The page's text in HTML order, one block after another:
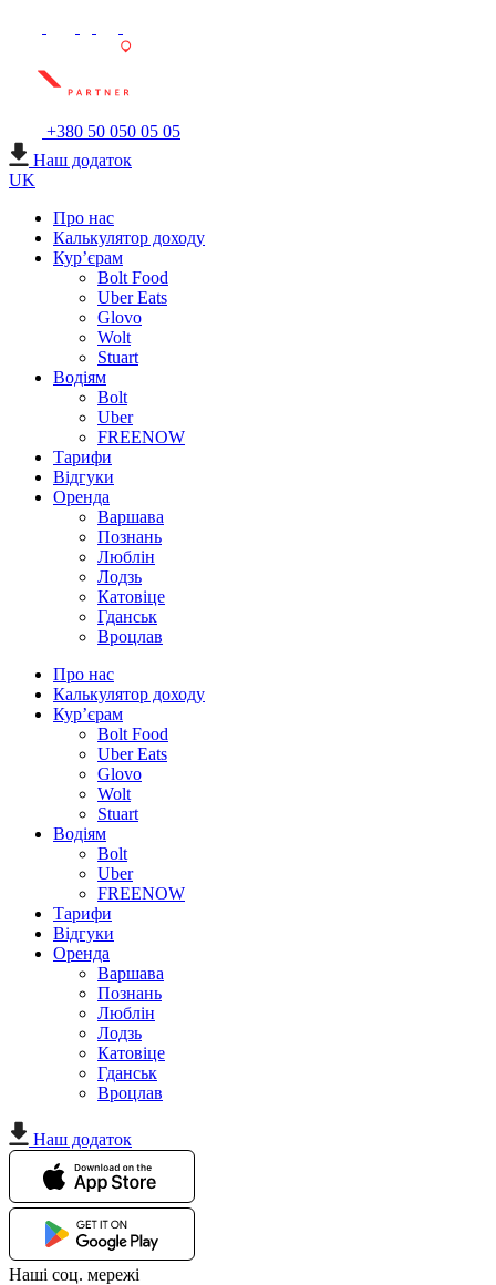
+380 50 050 05 05
Наш додаток
UK
Про нас
Калькулятор доходу
Кур’єрам
Bolt Food
Uber Eats
Glovo
Wolt
Stuart
Водіям
Bolt
Uber
FREENOW
Тарифи
Відгуки
Оренда
Варшава
Познань
Люблін
Лодзь
Катовіце
Гданськ
Вроцлав
Про нас
Калькулятор доходу
Кур’єрам
Bolt Food
Uber Eats
Glovo
Wolt
Stuart
Водіям
Bolt
Uber
FREENOW
Тарифи
Відгуки
Оренда
Варшава
Познань
Люблін
Лодзь
Катовіце
Гданськ
Вроцлав
Наш додаток
Наші соц. мережі